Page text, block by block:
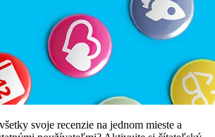
svoje recenzie na jednom mieste a